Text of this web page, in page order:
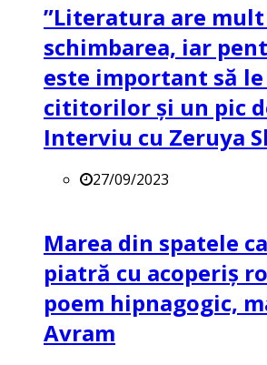
”Literatura are mult
schimbarea, iar
este important să
cititorilor și un pic
Interviu cu Zeruya
27/09/2023
Marea din spatele
piatră cu acoperiș
poem hipnagogic,
Avram